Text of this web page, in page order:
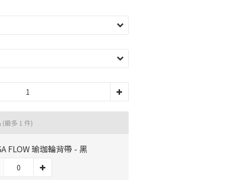
(最多 1 件)
FLOW 瑜珈輪背帶 - 黑